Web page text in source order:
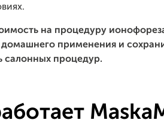
на процедуру
домашнего применения и
салонных процедур.